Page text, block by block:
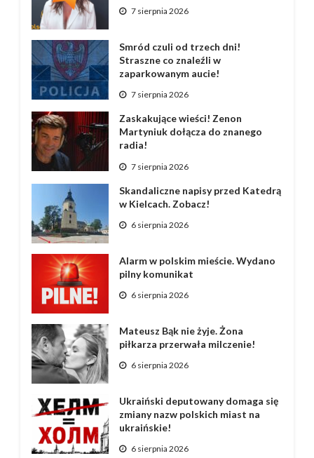
7 sierpnia 2026
Smród czuli od trzech dni!
Straszne co znaleźli w
zaparkowanym aucie!
7 sierpnia 2026
Zaskakujące wieści! Zenon
Martyniuk dołącza do znanego
radia!
7 sierpnia 2026
Skandaliczne napisy przed Katedrą
w Kielcach. Zobacz!
6 sierpnia 2026
Alarm w polskim mieście. Wydano
pilny komunikat
6 sierpnia 2026
Mateusz Bąk nie żyje. Żona
piłkarza przerwała milczenie!
6 sierpnia 2026
Ukraiński deputowany domaga się
zmiany nazw polskich miast na
ukraińskie!
6 sierpnia 2026